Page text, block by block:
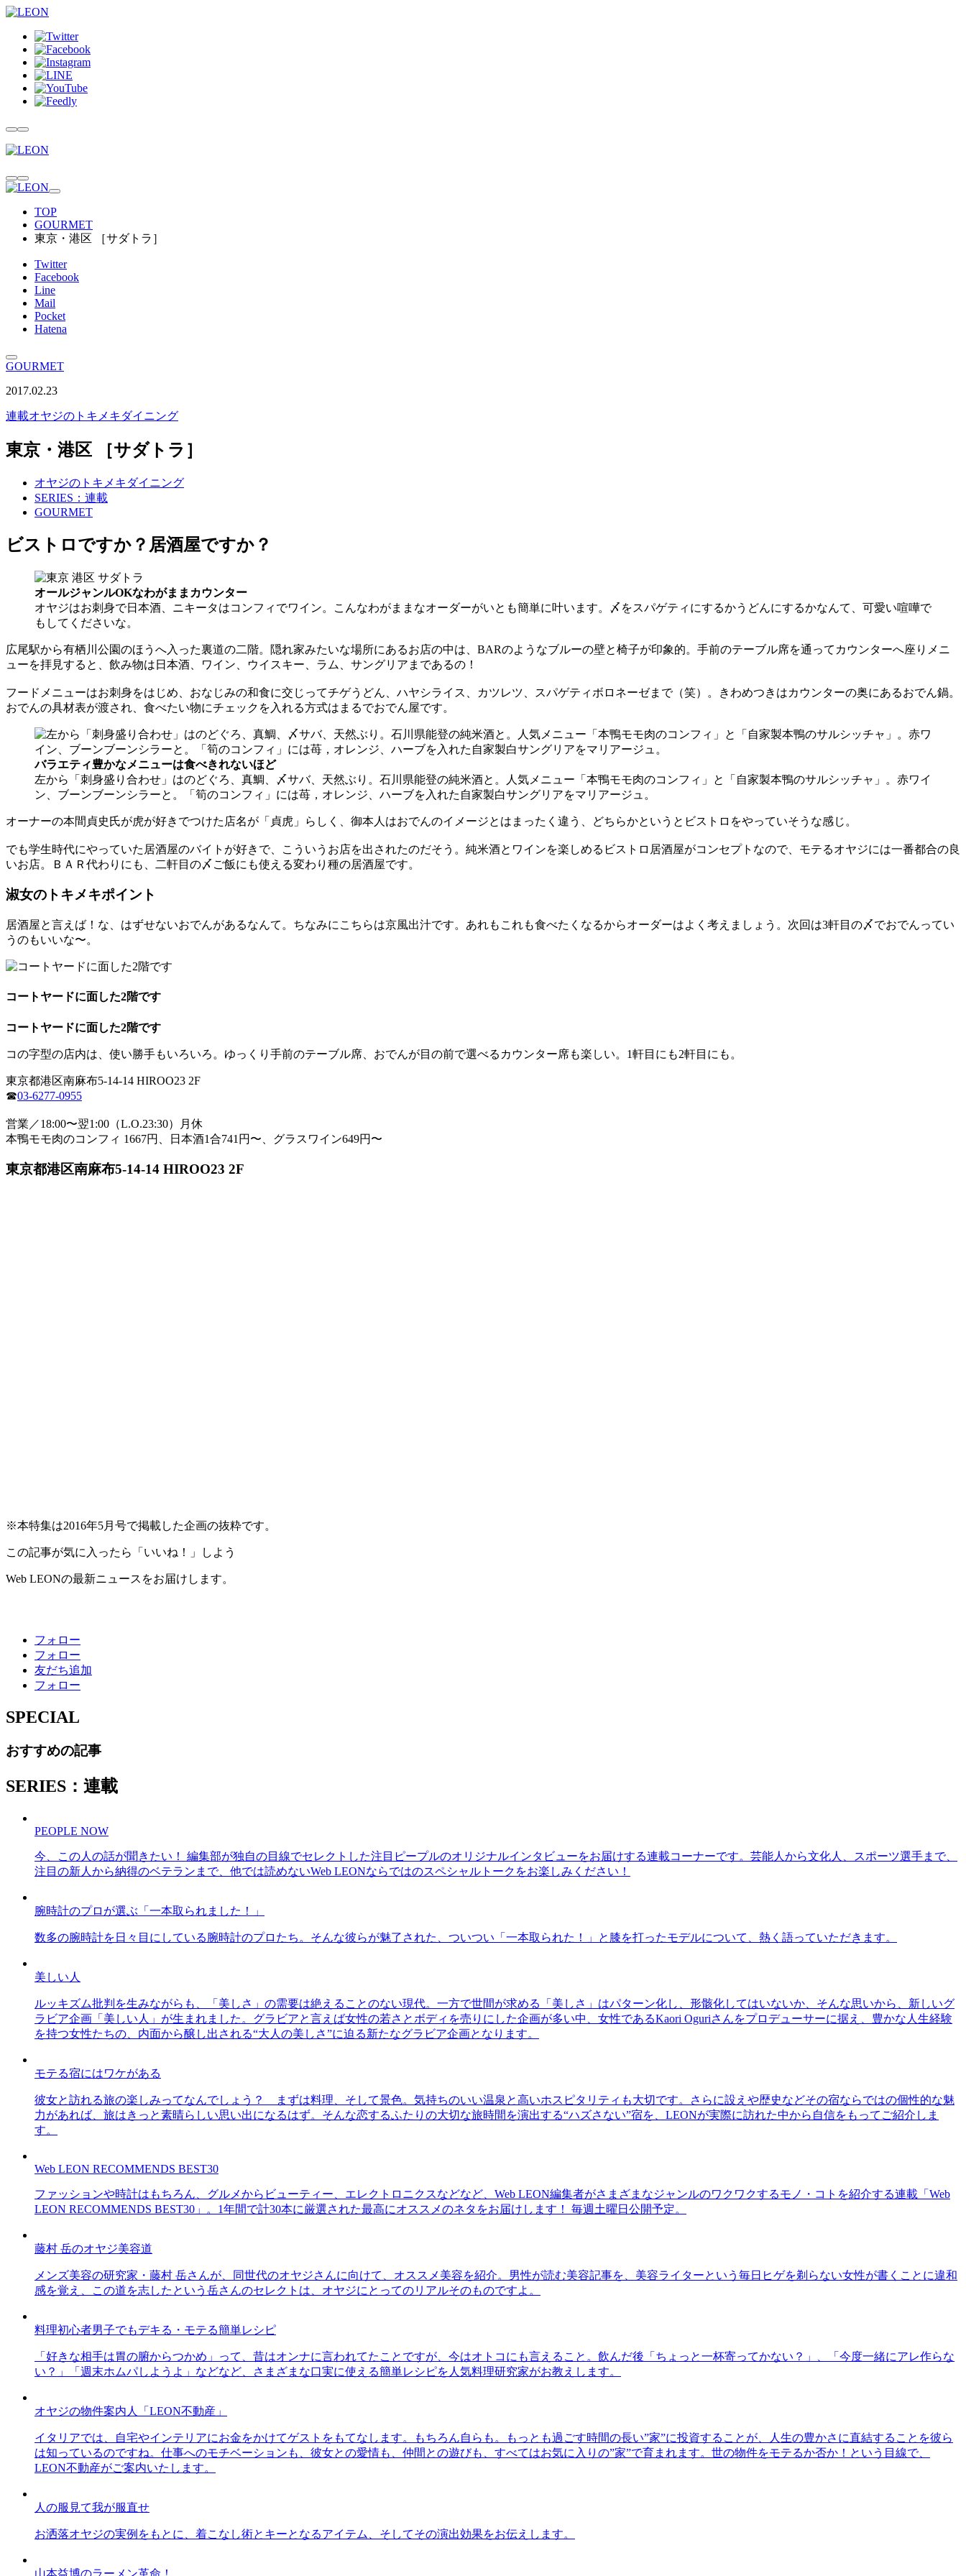
TOP
GOURMET
東京・港区 ［サダトラ］
Twitter
Facebook
Line
Mail
Pocket
Hatena
GOURMET
2017.02.23
連載オヤジのトキメキダイニング
東京・港区 ［サダトラ］
オヤジのトキメキダイニング
SERIES：連載
GOURMET
ビストロですか？居酒屋ですか？
オールジャンルOKなわがままカウンター
オヤジはお刺身で日本酒、ニキータはコンフィでワイン。こんなわがままなオーダーがいとも簡単に叶います。〆をスパゲティにするかうどんにするかなんて、可愛い喧嘩で
もしてくださいな。
広尾駅から有栖川公園のほうへ入った裏道の二階。隠れ家みたいな場所にあるお店の中は、BARのようなブルーの壁と椅子が印象的。手前のテーブル席を通ってカウンターへ座りメニ
ューを拝見すると、飲み物は日本酒、ワイン、ウイスキー、ラム、サングリアまであるの！
フードメニューはお刺身をはじめ、おなじみの和食に交じってチゲうどん、ハヤシライス、カツレツ、スパゲティボロネーゼまで（笑）。きわめつきはカウンターの奥にあるおでん鍋。
おでんの具材表が渡され、食べたい物にチェックを入れる方式はまるでおでん屋です。
バラエティ豊かなメニューは食べきれないほど
左から「刺身盛り合わせ」はのどぐろ、真鯛、〆サバ、天然ぶり。石川県能登の純米酒と。人気メニュー「本鴨モモ肉のコンフィ」と「自家製本鴨のサルシッチャ」。赤ワイ
ン、ブーンブーンシラーと。「筍のコンフィ」には苺，オレンジ、ハーブを入れた自家製白サングリアをマリアージュ。
オーナーの本間貞史氏が虎が好きでつけた店名が「貞虎」らしく、御本人はおでんのイメージとはまったく違う、どちらかというとビストロをやっていそうな感じ。
でも学生時代にやっていた居酒屋のバイトが好きで、こういうお店を出されたのだそう。純米酒とワインを楽しめるビストロ居酒屋がコンセプトなので、モテるオヤジには一番都合の良
いお店。ＢＡＲ代わりにも、二軒目の〆ご飯にも使える変わり種の居酒屋です。
淑女のトキメキポイント
居酒屋と言えば！な、はずせないおでんがあるなんて。ちなみにこちらは京風出汁です。あれもこれも食べたくなるからオーダーはよく考えましょう。次回は3軒目の〆でおでんってい
うのもいいな〜。
コートヤードに面した2階です
コートヤードに面した2階です
コの字型の店内は、使い勝手もいろいろ。ゆっくり手前のテーブル席、おでんが目の前で選べるカウンター席も楽しい。1軒目にも2軒目にも。
東京都港区南麻布5-14-14 HIROO23 2F
☎03-6277-0955
営業／18:00〜翌1:00（L.O.23:30）月休
本鴨モモ肉のコンフィ 1667円、日本酒1合741円〜、グラスワイン649円〜
東京都港区南麻布5-14-14 HIROO23 2F
※本特集は2016年5月号で掲載した企画の抜粋です。
この記事が気に入ったら「いいね！」しよう
Web LEONの最新ニュースをお届けします。
フォロー
フォロー
友だち追加
フォロー
SPECIAL
おすすめの記事
SERIES：連載
PEOPLE NOW
今、この人の話が聞きたい！ 編集部が独自の目線でセレクトした注目ピープルのオリジナルインタビューをお届けする連載コーナーです。芸能人から文化人、スポーツ選手まで、
注目の新人から納得のベテランまで、他では読めないWeb LEONならではのスペシャルトークをお楽しみください！
腕時計のプロが選ぶ「一本取られました！」
数多の腕時計を日々目にしている腕時計のプロたち。そんな彼らが魅了された、ついつい「一本取られた！」と膝を打ったモデルについて、熱く語っていただきます。
美しい人
ルッキズム批判を生みながらも、「美しさ」の需要は絶えることのない現代。一方で世間が求める「美しさ」はパターン化し、形骸化してはいないか、そんな思いから、新しいグ
ラビア企画「美しい人」が生まれました。グラビアと言えば女性の若さとボディを売りにした企画が多い中、女性であるKaori Oguriさんをプロデューサーに据え、豊かな人生経験
を持つ女性たちの、内面から醸し出される“大人の美しさ”に迫る新たなグラビア企画となります。
モテる宿にはワケがある
彼女と訪れる旅の楽しみってなんでしょう？ まずは料理、そして景色。気持ちのいい温泉と高いホスピタリティも大切です。さらに設えや歴史などその宿ならではの個性的な魅
力があれば、旅はきっと素晴らしい思い出になるはず。そんな恋するふたりの大切な旅時間を演出する“ハズさない”宿を、LEONが実際に訪れた中から自信をもってご紹介しま
す。
Web LEON RECOMMENDS BEST30
ファッションや時計はもちろん、グルメからビューティー、エレクトロニクスなどなど、Web LEON編集者がさまざまなジャンルのワクワクするモノ・コトを紹介する連載「Web
LEON RECOMMENDS BEST30」。1年間で計30本に厳選された最高にオススメのネタをお届けします！ 毎週土曜日公開予定。
藤村 岳のオヤジ美容道
メンズ美容の研究家・藤村 岳さんが、同世代のオヤジさんに向けて、オススメ美容を紹介。男性が読む美容記事を、美容ライターという毎日ヒゲを剃らない女性が書くことに違和
感を覚え、この道を志したという岳さんのセレクトは、オヤジにとってのリアルそのものですよ。
料理初心者男子でもデキる・モテる簡単レシピ
「好きな相手は胃の腑からつかめ」って、昔はオンナに言われてたことですが、今はオトコにも言えること。飲んだ後「ちょっと一杯寄ってかない？」、「今度一緒にアレ作らな
い？」「週末ホムパしようよ」などなど、さまざまな口実に使える簡単レシピを人気料理研究家がお教えします。
オヤジの物件案内人「LEON不動産」
イタリアでは、自宅やインテリアにお金をかけてゲストをもてなします。もちろん自らも。もっとも過ごす時間の長い”家”に投資することが、人生の豊かさに直結することを彼ら
は知っているのですね。仕事へのモチベーションも、彼女との愛情も、仲間との遊びも、すべてはお気に入りの”家”で育まれます。世の物件をモテるか否か！という目線で、
LEON不動産がご案内いたします。
人の服見て我が服直せ
お洒落オヤジの実例をもとに、着こなし術とキーとなるアイテム、そしてその演出効果をお伝えします。
山本益博のラーメン革命！